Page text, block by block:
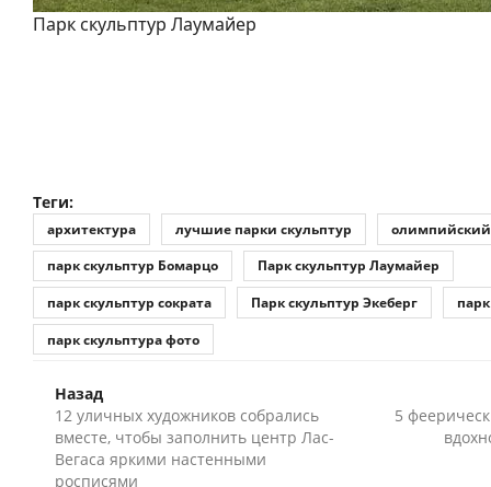
Парк скульптур Лаумайер
Теги:
архитектура лучшие парки скульптур
олимпийский
парк скульптур Бомарцо
Парк скульптур Лаумайер
парк скульптур сократа
Парк скульптур Экеберг
парк скульптура фото
Назад
12 уличных художников собрались
вместе, чтобы заполнить центр Лас-
Вегаса яркими настенными
росписями
5